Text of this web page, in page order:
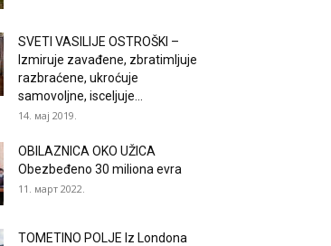
SVETI VASILIJE OSTROŠKI –
Izmiruje zavađene, zbratimljuje
razbraćene, ukroćuje
samovoljne, isceljuje...
14. мај 2019.
OBILAZNICA OKO UŽICA
Obezbeđeno 30 miliona evra
11. март 2022.
TOMETINO POLJE Iz Londona